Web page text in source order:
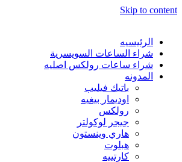
Skip to content
الرئيسيه
شراء الساعات السويسرية
شراء ساعات رولكس اصليه
المدونه
باتيك فيليب
اوديمار بيغيه
رولكس
جيجر لوكولتر
هاري وينستون
هبلوت
كارتييه